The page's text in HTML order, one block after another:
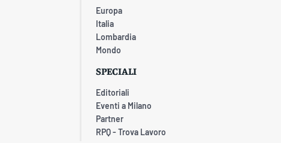
Europa
Italia
Lombardia
Mondo
SPECIALI
Editoriali
Eventi a Milano
Partner
RPQ - Trova Lavoro